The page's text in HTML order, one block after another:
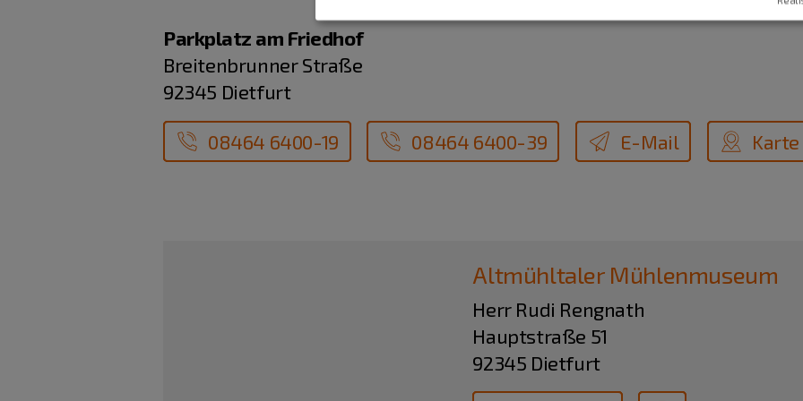
Parkplatz am Friedhof
Breitenbrunner Straße
92345 Dietfurt
08464 6400-19 08464 6400-39 E-Mail Karte
Altmühltaler Mühlenmuseum
Herr Rudi Rengnath
Hauptstraße 51
92345 Dietfurt